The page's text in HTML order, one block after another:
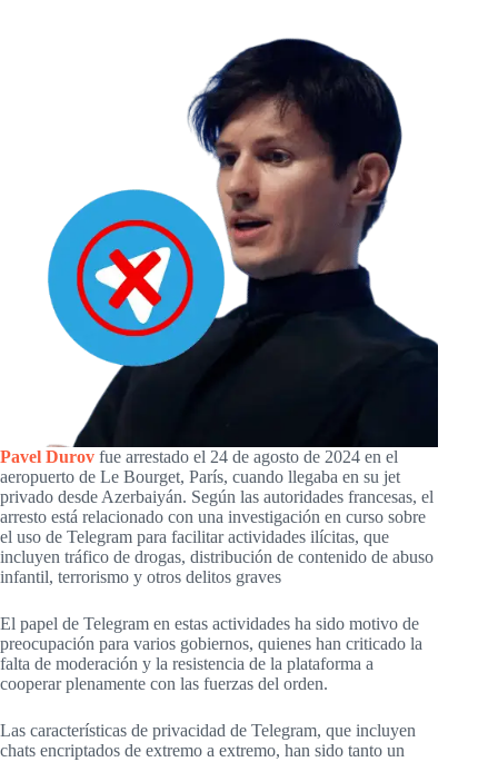
Pavel Durov fue arrestado el 24 de agosto de 2024 en el
aeropuerto de Le Bourget, París, cuando llegaba en su jet
privado desde Azerbaiyán. Según las autoridades francesas, el
arresto está relacionado con una investigación en curso sobre
el uso de Telegram para facilitar actividades ilícitas, que
incluyen tráfico de drogas, distribución de contenido de abuso
infantil, terrorismo y otros delitos graves​
El papel de Telegram en estas actividades ha sido motivo de
preocupación para varios gobiernos, quienes han criticado la
falta de moderación y la resistencia de la plataforma a
cooperar plenamente con las fuerzas del orden.
Las características de privacidad de Telegram, que incluyen
chats encriptados de extremo a extremo, han sido tanto un